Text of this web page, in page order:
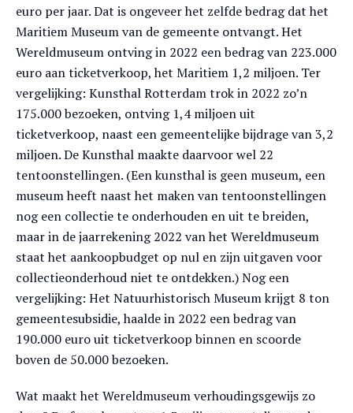
euro per jaar. Dat is ongeveer het zelfde bedrag dat het
Maritiem Museum van de gemeente ontvangt. Het
Wereldmuseum ontving in 2022 een bedrag van 223.000
euro aan ticketverkoop, het Maritiem 1,2 miljoen. Ter
vergelijking: Kunsthal Rotterdam trok in 2022 zo’n
175.000 bezoeken, ontving 1,4 miljoen uit
ticketverkoop, naast een gemeentelijke bijdrage van 3,2
miljoen. De Kunsthal maakte daarvoor wel 22
tentoonstellingen. (Een kunsthal is geen museum, een
museum heeft naast het maken van tentoonstellingen
nog een collectie te onderhouden en uit te breiden,
maar in de jaarrekening 2022 van het Wereldmuseum
staat het aankoopbudget op nul en zijn uitgaven voor
collectieonderhoud niet te ontdekken.) Nog een
vergelijking: Het Natuurhistorisch Museum krijgt 8 ton
gemeentesubsidie, haalde in 2022 een bedrag van
190.000 euro uit ticketverkoop binnen en scoorde
boven de 50.000 bezoeken.
Wat maakt het Wereldmuseum verhoudingsgewijs zo